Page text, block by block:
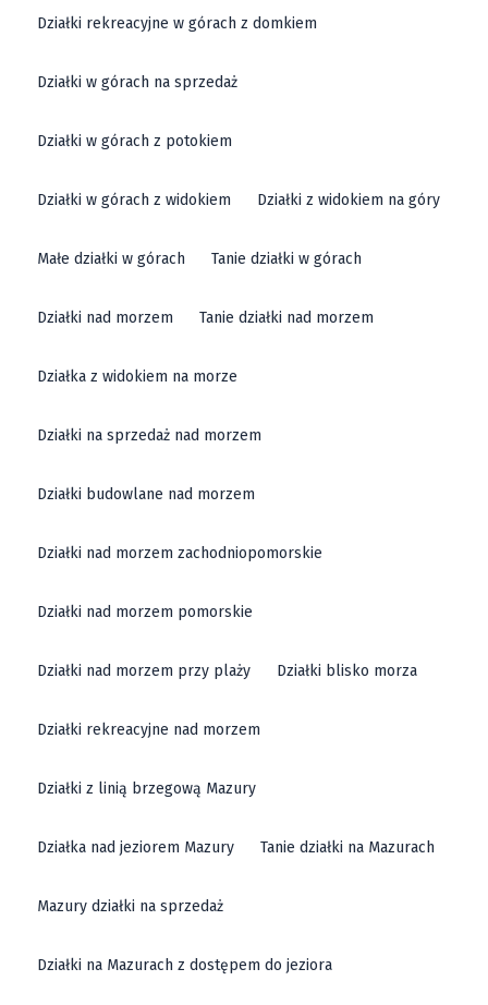
Działki rekreacyjne w górach z domkiem
Działki w górach na sprzedaż
Działki w górach z potokiem
Działki w górach z widokiem Działki z widokiem na góry
Małe działki w górach Tanie działki w górach
Działki nad morzem Tanie działki nad morzem
Działka z widokiem na morze
Działki na sprzedaż nad morzem
Działki budowlane nad morzem
Działki nad morzem zachodniopomorskie
Działki nad morzem pomorskie
Działki nad morzem przy plaży Działki blisko morza
Działki rekreacyjne nad morzem
Działki z linią brzegową Mazury
Działka nad jeziorem Mazury Tanie działki na Mazurach
Mazury działki na sprzedaż
Działki na Mazurach z dostępem do jeziora